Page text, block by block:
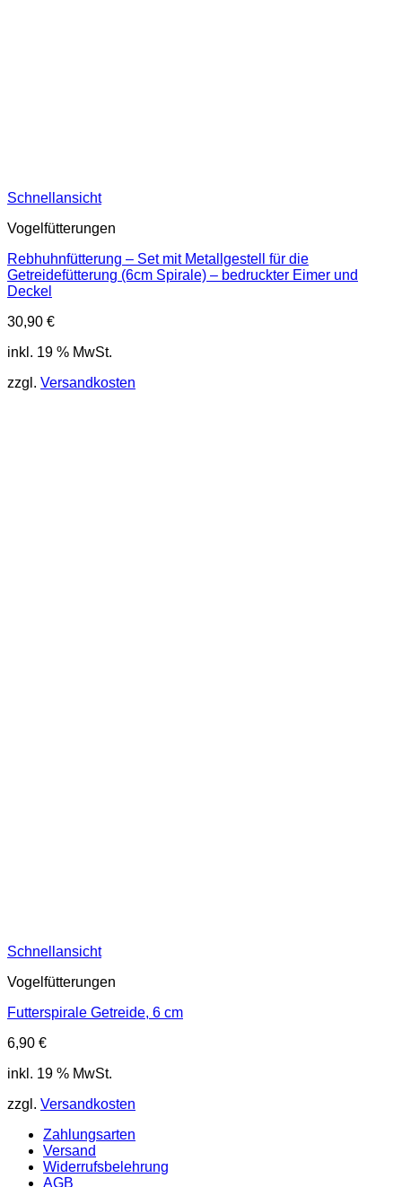
Schnellansicht
Vogelfütterungen
Rebhuhnfütterung – Set mit Metallgestell für die
Getreidefütterung (6cm Spirale) – bedruckter Eimer und
Deckel
30,90 €
inkl. 19 % MwSt.
zzgl. Versandkosten
Schnellansicht
Vogelfütterungen
Futterspirale Getreide, 6 cm
6,90 €
inkl. 19 % MwSt.
zzgl. Versandkosten
Zahlungsarten
Versand
Widerrufsbelehrung
AGB